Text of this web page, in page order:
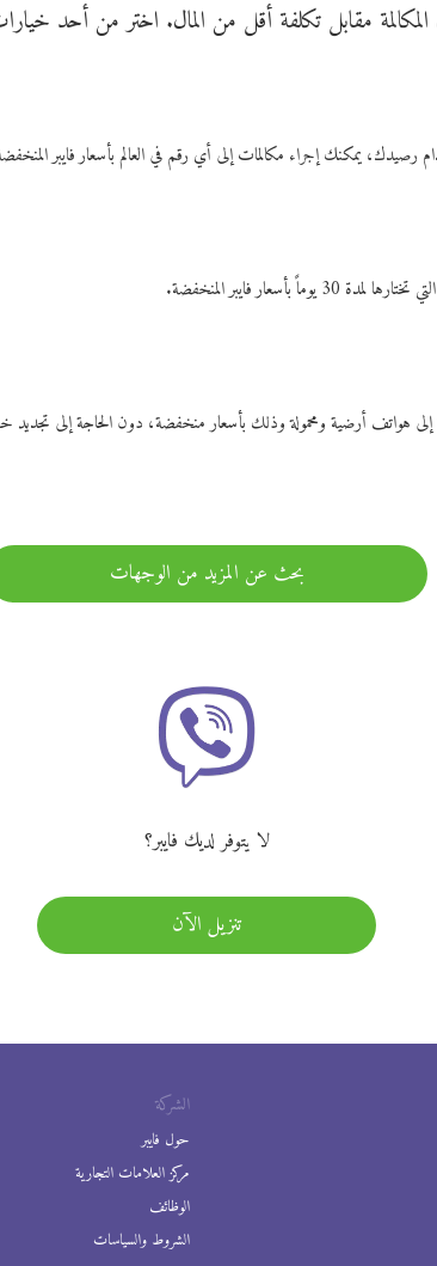
إلى هواتف أرضية ومحمولة وذلك بأسعار منخفضة، دون الحاجة إلى
بحث عن المزيد من الوجهات
لا يتوفر لديك فايبر؟
تنزيل الآن
الشركة
حول فايبر
مركز العلامات التجارية
الوظائف
الشروط والسياسات